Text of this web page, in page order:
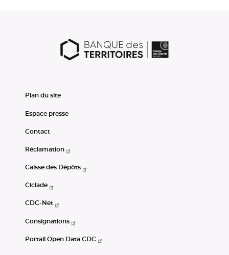
Plan du site
Espace presse
Contact
Réclamation
Caisse des Dépôts
Ciclade
CDC-Net
Consignations
Portail Open Data CDC